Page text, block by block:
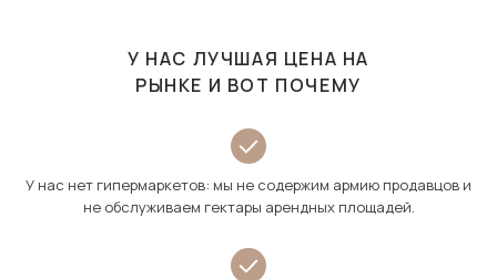
У НАС ЛУЧШАЯ ЦЕНА НА
РЫНКЕ И ВОТ ПОЧЕМУ
У нас нет гипермаркетов: мы не содержим армию продавцов и
не обслуживаем гектары арендных площадей.